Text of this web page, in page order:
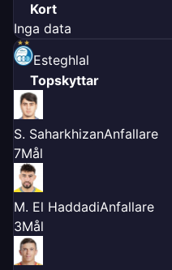
Kort
Inga data
Esteghlal
Topskyttar
S. SaharkhizanAnfallare
7Mål
M. El HaddadiAnfallare
3Mål